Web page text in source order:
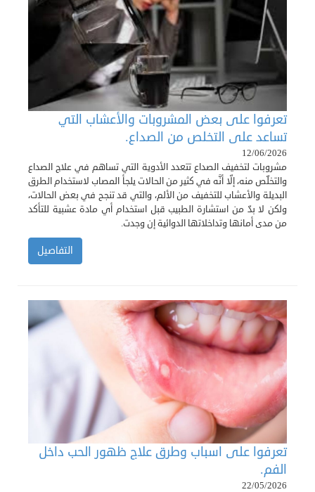
تعرفوا على بعض المشروبات والأعشاب التي
تساعد على التخلص من الصداع.
12/06/2026
مشروبات لتخفيف الصداع تتعدد الأدوية التي تساهم في علاج الصداع
والتخلّص منه، إلّا أنَّه في كثير من الحالات يلجأ المصاب لاستخدام الطرق
البديلة والأعشاب للتخفيف من الألم، والتي قد تنجح في بعض الحالات،
ولكن لا بدّ من استشارة الطبيب قبل استخدام أي مادة عشبية للتأكد
من مدى أمانها وتداخلاتها الدوائية إن وجدت.
التفاصيل
تعرفوا على اسباب وطرق علاج ظهور الحب داخل
الفم.
22/05/2026